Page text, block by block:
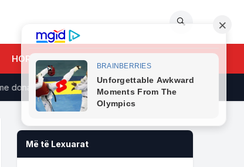
🔍
HOROSKOPI
Në 2028 duhet të mbështesni…
Më të Lexuarat